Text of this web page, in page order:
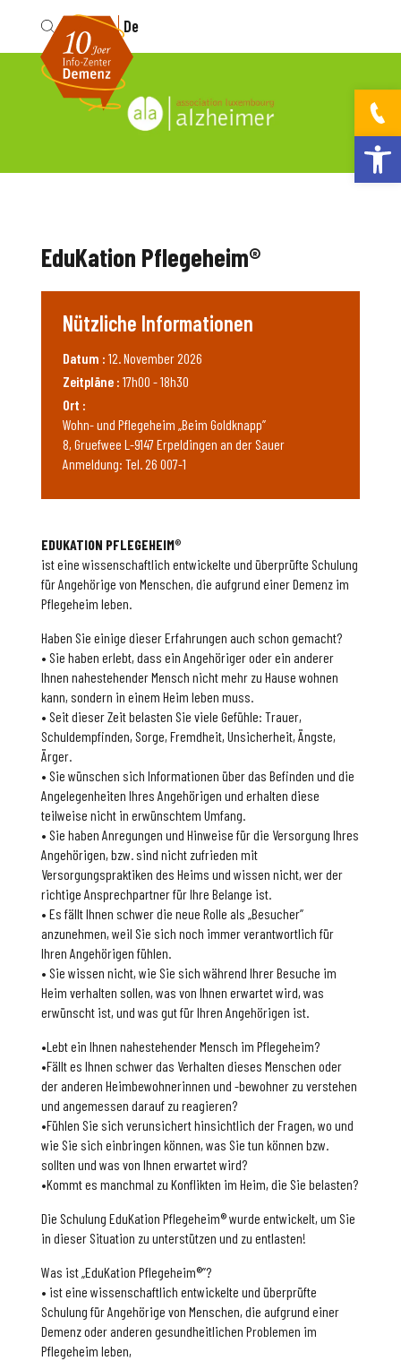
Fr De
EDUKATION PFLEGEHEIM®
ist eine wissenschaftlich entwickelte und überprüfte Schulung
für Angehörige von Menschen, die aufgrund einer Demenz im
Pflegeheim leben.
Haben Sie einige dieser Erfahrungen auch schon gemacht?
• Sie haben erlebt, dass ein Angehöriger oder ein anderer
Ihnen nahestehender Mensch nicht mehr zu Hause wohnen
kann, sondern in einem Heim leben muss.
• Seit dieser Zeit belasten Sie viele Gefühle: Trauer,
Schuldempfinden, Sorge, Fremdheit, Unsicherheit, Ängste,
Ärger.
• Sie wünschen sich Informationen über das Befinden und die
Angelegenheiten Ihres Angehörigen und erhalten diese
teilweise nicht in erwünschtem Umfang.
• Sie haben Anregungen und Hinweise für die Versorgung Ihres
Angehörigen, bzw. sind nicht zufrieden mit
Versorgungspraktiken des Heims und wissen nicht, wer der
richtige Ansprechpartner für Ihre Belange ist.
• Es fällt Ihnen schwer die neue Rolle als „Besucher”
anzunehmen, weil Sie sich noch immer verantwortlich für
Ihren Angehörigen fühlen.
• Sie wissen nicht, wie Sie sich während Ihrer Besuche im
Heim verhalten sollen, was von Ihnen erwartet wird, was
erwünscht ist, und was gut für Ihren Angehörigen ist.
•Lebt ein Ihnen nahestehender Mensch im Pflegeheim?
•Fällt es Ihnen schwer das Verhalten dieses Menschen oder
der anderen Heimbewohnerinnen und -bewohner zu verstehen
und angemessen darauf zu reagieren?
•Fühlen Sie sich verunsichert hinsichtlich der Fragen, wo und
wie Sie sich einbringen können, was Sie tun können bzw.
sollten und was von Ihnen erwartet wird?
•Kommt es manchmal zu Konflikten im Heim, die Sie belasten?
Die Schulung EduKation Pflegeheim® wurde entwickelt, um Sie
in dieser Situation zu unterstützen und zu entlasten!
Was ist „EduKation Pflegeheim®”?
• ist eine wissenschaftlich entwickelte und überprüfte
Schulung für Angehörige von Menschen, die aufgrund einer
Demenz oder anderen gesundheitlichen Problemen im
Pflegeheim leben,
EduKation Pflegeheim®
Nützliche Informationen
Datum : 12. November 2026
Zeitpläne : 17h00 - 18h30
Ort :
Wohn- und Pflegeheim „Beim Goldknapp”
8, Gruefwee L-9147 Erpeldingen an der Sauer
Anmeldung: Tel. 26 007-1